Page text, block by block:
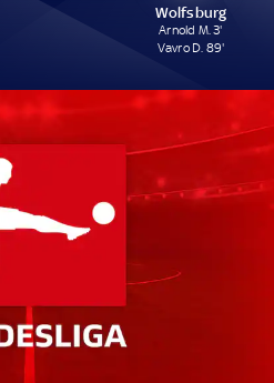
Wolfsburg
Arnold M. 3'
Vavro D. 89'
- 2